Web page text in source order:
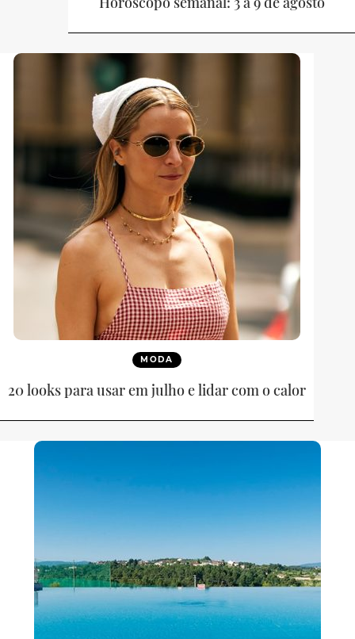
MODA
20 looks para usar em julho e lidar com o calor